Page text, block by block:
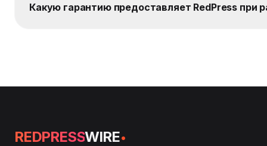
Какую гарантию предоставляет RedPress при
REDPRESSWIRE.